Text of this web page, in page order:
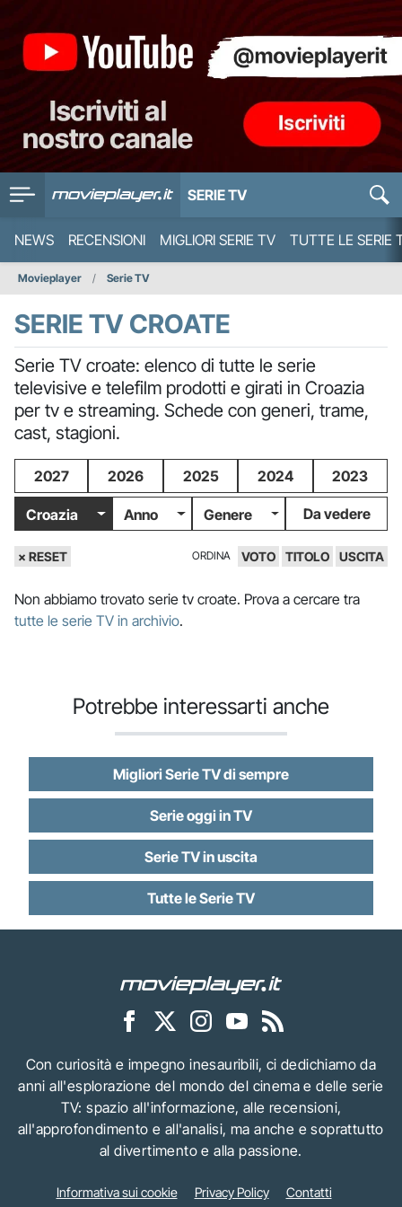
SERIE TV
NEWS RECENSIONI MIGLIORI SERIE TV TUTTE LE SERIE
Movieplayer Serie TV
SERIE TV CROATE
Serie TV croate: elenco di tutte le serie
televisive e telefilm prodotti e girati in Croazia
per tv e streaming. Schede con generi, trame,
cast, stagioni.
2027 2026 2025 2024 2023
Croazia Anno Genere Da vedere
× RESET ORDINA VOTO TITOLO USCITA
Non abbiamo trovato serie tv croate. Prova a cercare tra
tutte le serie TV in archivio.
Potrebbe interessarti anche
Migliori Serie TV di sempre
Serie oggi in TV
Serie TV in uscita
Tutte le Serie TV
Con curiosità e impegno inesauribili, ci dedichiamo da
anni all'esplorazione del mondo del cinema e delle serie
TV: spazio all'informazione, alle recensioni,
all'approfondimento e all'analisi, ma anche e soprattutto
al divertimento e alla passione.
Informativa sui cookie Privacy Policy Contatti